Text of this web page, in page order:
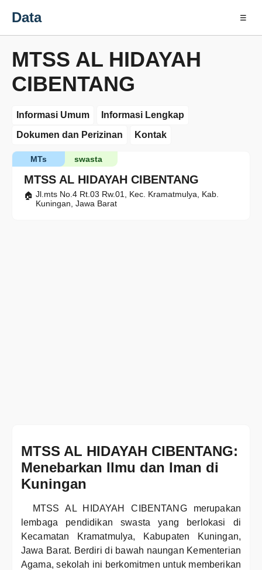
Data ☰
MTSS AL HIDAYAH
CIBENTANG
Informasi Umum
Informasi Lengkap
Dokumen dan Perizinan
Kontak
MTSS AL HIDAYAH CIBENTANG
swasta
MTs
Jl.mts No.4 Rt.03 Rw.01, Kec. Kramatmulya, Kab.
Kuningan, Jawa Barat
MTSS AL HIDAYAH CIBENTANG:
Menebarkan Ilmu dan Iman di
Kuningan
MTSS AL HIDAYAH CIBENTANG merupakan
lembaga pendidikan swasta yang berlokasi di
Kecamatan Kramatmulya, Kabupaten Kuningan,
Jawa Barat. Berdiri di bawah naungan Kementerian
Agama, sekolah ini berkomitmen untuk memberikan